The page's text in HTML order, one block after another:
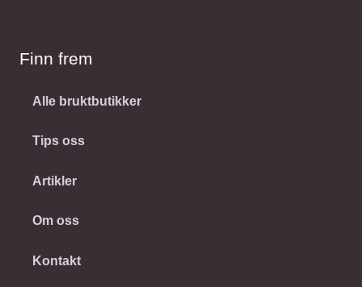
Finn frem
Alle bruktbutikker
Tips oss
Artikler
Om oss
Kontakt